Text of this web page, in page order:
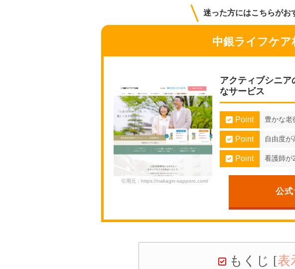
迷った方にはこちらがお
中銀ライフケア
引用元：https://nakagin-sapporo.com/
アクティブシニア
なサービス
Point 豊かな老
Point 自由度が
Point 看護師が
公
もくじ [表